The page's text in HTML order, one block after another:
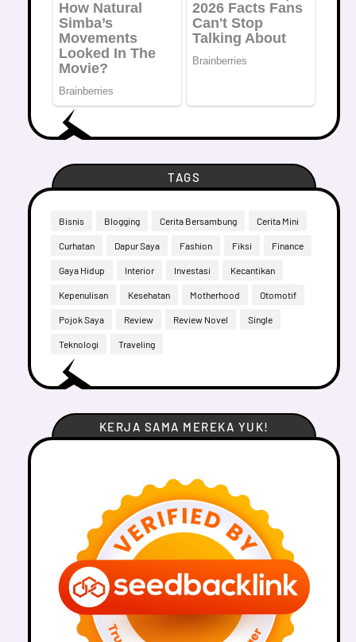
TAGS
Bisnis Blogging Cerita Bersambung Cerita Mini
Curhatan Dapur Saya Fashion Fiksi Finance
Gaya Hidup Interior Investasi Kecantikan
Kepenulisan Kesehatan Motherhood Otomotif
Pojok Saya Review Review Novel Single
Teknologi Traveling
KERJA SAMA MEREKA YUK!